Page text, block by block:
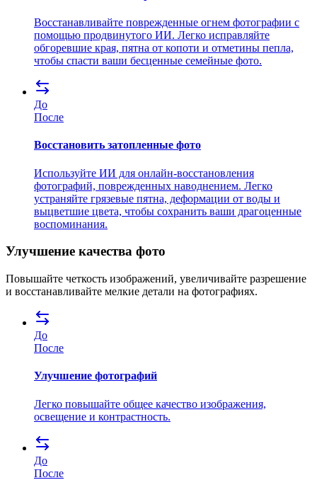
Восстанавливайте поврежденные огнем фотографии с
помощью продвинутого ИИ. Легко исправляйте
обгоревшие края, пятна от копоти и отметины пепла,
чтобы спасти ваши бесценные семейные фото.
До
После
Восстановить затопленные фото
Используйте ИИ для онлайн-восстановления
фотографий, поврежденных наводнением. Легко
устраняйте грязевые пятна, деформации от воды и
выцветшие цвета, чтобы сохранить ваши драгоценные
воспоминания.
Улучшение качества фото
Повышайте четкость изображений, увеличивайте разрешение
и восстанавливайте мелкие детали на фотографиях.
До
После
Улучшение фотографий
Легко повышайте общее качество изображения,
освещение и контрастность.
До
После